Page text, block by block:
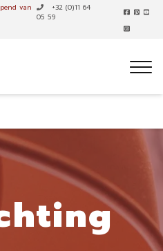
van
+32 (0)11 64
05 59